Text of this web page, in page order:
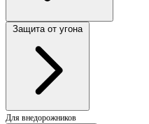
Защита от угона
Для внедорожников